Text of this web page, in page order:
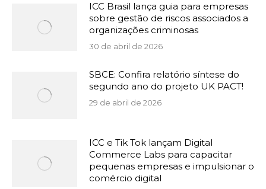
ICC Brasil lança guia para empresas
sobre gestão de riscos associados a
organizações criminosas
30 de abril de 2026
SBCE: Confira relatório síntese do
segundo ano do projeto UK PACT!
29 de abril de 2026
ICC e Tik Tok lançam Digital
Commerce Labs para capacitar
pequenas empresas e impulsionar o
comércio digital